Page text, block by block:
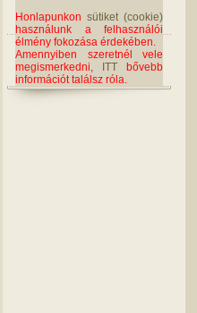
Honlapunkon sütiket (cookie)
használunk a felhasználói
élmény fokozása érdekében.
Amennyiben szeretnél vele
megismerkedni,
ITT bővebb
információt találsz róla.